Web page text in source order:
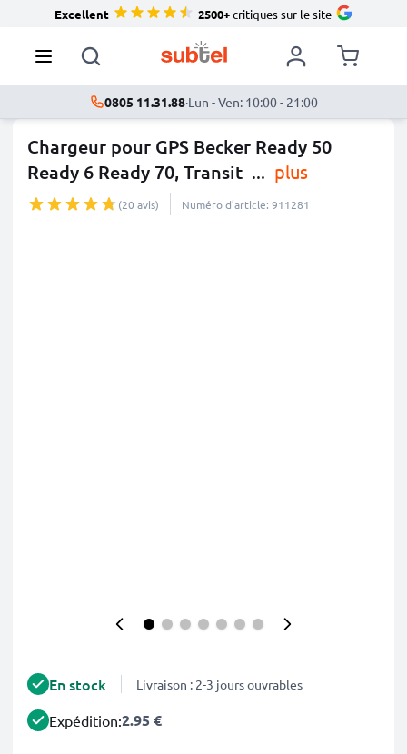
Excellent 2500+critiques sur le site
0805 11.31.88·Lun - Ven: 10:00 - 21:00
Chargeur pour GPS Becker Ready 50
Ready 6 Ready 70, Transit ... plus
(20 avis) Numéro d’article: 911281
En stock Livraison : 2-3 jours ouvrables
Expédition:2.95 €